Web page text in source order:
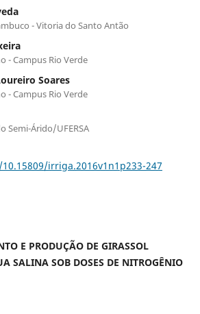
- Vitoria do Santo Antão
- Campus Rio Verde
Soares
- Campus Rio Verde
Semi-Árido/UFERSA
irriga.2016v1n1p233-247
E PRODUÇÃO DE GIRASSOL
SALINA SOB DOSES DE NITROGÊNIO